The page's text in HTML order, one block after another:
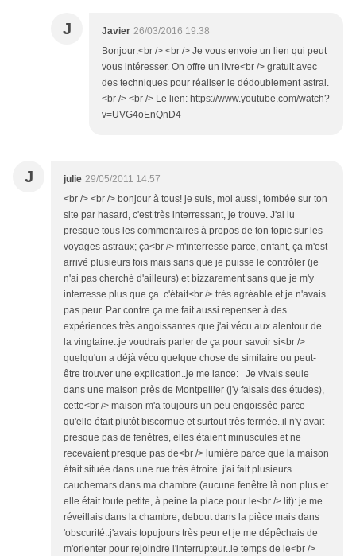
J Javier 26/03/2016 19:38
Bonjour:<br /> <br /> Je vous envoie un lien qui peut
vous intéresser. On offre un livre<br /> gratuit avec
des techniques pour réaliser le dédoublement astral.
<br /> <br /> Le lien: https://www.youtube.com/watch?
v=UVG4oEnQnD4
J julie 29/05/2011 14:57
<br /> <br /> bonjour à tous! je suis, moi aussi, tombée sur ton
site par hasard, c'est très interressant, je trouve. J'ai lu
presque tous les commentaires à propos de ton topic sur les
voyages astraux; ça<br /> m'interresse parce, enfant, ça m'est
arrivé plusieurs fois mais sans que je puisse le contrôler (je
n'ai pas cherché d'ailleurs) et bizzarement sans que je m'y
interresse plus que ça..c'était<br /> très agréable et je n'avais
pas peur. Par contre ça me fait aussi repenser à des
expériences très angoissantes que j'ai vécu aux alentour de
la vingtaine..je voudrais parler de ça pour savoir si<br />
quelqu'un a déjà vécu quelque chose de similaire ou peut-
être trouver une explication..je me lance: Je vivais seule
dans une maison près de Montpellier (j'y faisais des études),
cette<br /> maison m'a toujours un peu engoissée parce
qu'elle était plutôt biscornue et surtout très fermée..il n'y avait
presque pas de fenêtres, elles étaient minuscules et ne
recevaient presque pas de<br /> lumière parce que la maison
était située dans une rue très étroite..j'ai fait plusieurs
cauchemars dans ma chambre (aucune fenêtre là non plus et
elle était toute petite, à peine la place pour le<br /> lit): je me
réveillais dans la chambre, debout dans la pièce mais dans
'obscurité..j'avais topujours très peur et je me dépêchais de
m'orienter pour rejoindre l'interrupteur..le temps de le<br />